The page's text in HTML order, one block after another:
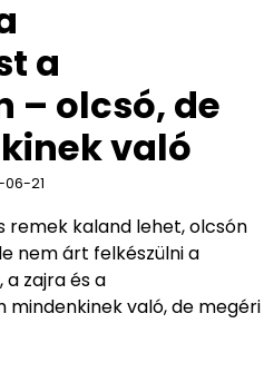
a
– olcsó, de
való
21
kaland lehet, olcsón
nem árt felkészülni a
a zajra és a
való, de megéri